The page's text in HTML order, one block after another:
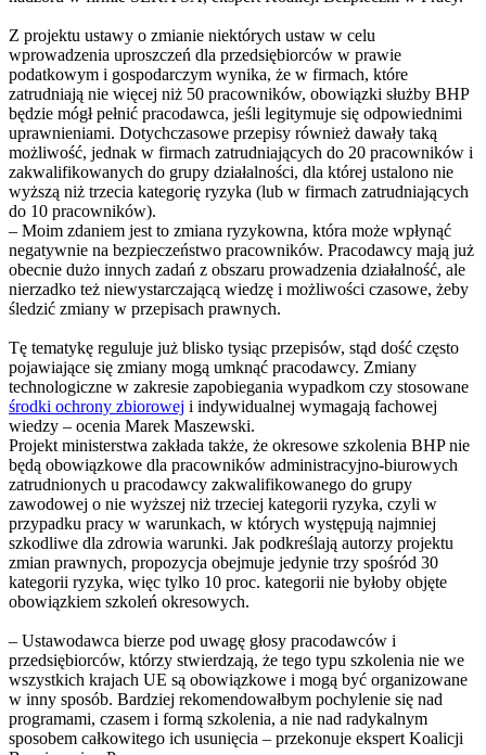
Z projektu ustawy o zmianie niektórych ustaw w celu
wprowadzenia uproszczeń dla przedsiębiorców w prawie
podatkowym i gospodarczym wynika, że w firmach, które
zatrudniają nie więcej niż 50 pracowników, obowiązki służby BHP
będzie mógł pełnić pracodawca, jeśli legitymuje się odpowiednimi
uprawnieniami. Dotychczasowe przepisy również dawały taką
możliwość, jednak w firmach zatrudniających do 20 pracowników i
zakwalifikowanych do grupy działalności, dla której ustalono nie
wyższą niż trzecia kategorię ryzyka (lub w firmach zatrudniających
do 10 pracowników).
– Moim zdaniem jest to zmiana ryzykowna, która może wpłynąć
negatywnie na bezpieczeństwo pracowników. Pracodawcy mają już
obecnie dużo innych zadań z obszaru prowadzenia działalność, ale
nierzadko też niewystarczającą wiedzę i możliwości czasowe, żeby
śledzić zmiany w przepisach prawnych.
Tę tematykę reguluje już blisko tysiąc przepisów, stąd dość często
pojawiające się zmiany mogą umknąć pracodawcy. Zmiany
technologiczne w zakresie zapobiegania wypadkom czy stosowane
środki ochrony zbiorowej i indywidualnej wymagają fachowej
wiedzy – ocenia Marek Maszewski.
Projekt ministerstwa zakłada także, że okresowe szkolenia BHP nie
będą obowiązkowe dla pracowników administracyjno-biurowych
zatrudnionych u pracodawcy zakwalifikowanego do grupy
zawodowej o nie wyższej niż trzeciej kategorii ryzyka, czyli w
przypadku pracy w warunkach, w których występują najmniej
szkodliwe dla zdrowia warunki. Jak podkreślają autorzy projektu
zmian prawnych, propozycja obejmuje jedynie trzy spośród 30
kategorii ryzyka, więc tylko 10 proc. kategorii nie byłoby objęte
obowiązkiem szkoleń okresowych.
– Ustawodawca bierze pod uwagę głosy pracodawców i
przedsiębiorców, którzy stwierdzają, że tego typu szkolenia nie we
wszystkich krajach UE są obowiązkowe i mogą być organizowane
w inny sposób. Bardziej rekomendowałbym pochylenie się nad
programami, czasem i formą szkolenia, a nie nad radykalnym
sposobem całkowitego ich usunięcia – przekonuje ekspert Koalicji